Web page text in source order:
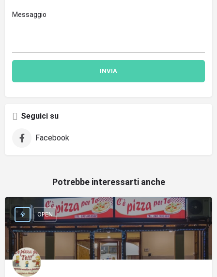
Seguici su
Facebook
Potrebbe interessarti anche
OPEN